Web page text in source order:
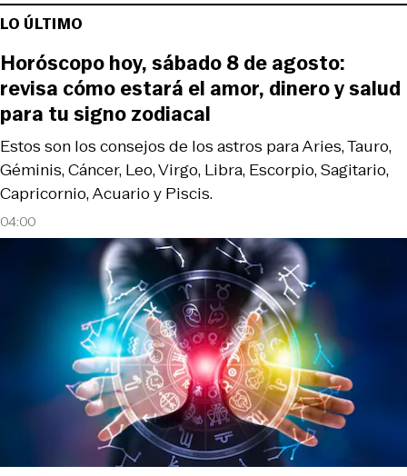
LO ÚLTIMO
04:00
Estos son los consejos de los astros para Aries, Tauro,
Géminis, Cáncer, Leo, Virgo, Libra, Escorpio, Sagitario,
Capricornio, Acuario y Piscis.
Horóscopo hoy, sábado 8 de agosto:
revisa cómo estará el amor, dinero y salud
para tu signo zodiacal